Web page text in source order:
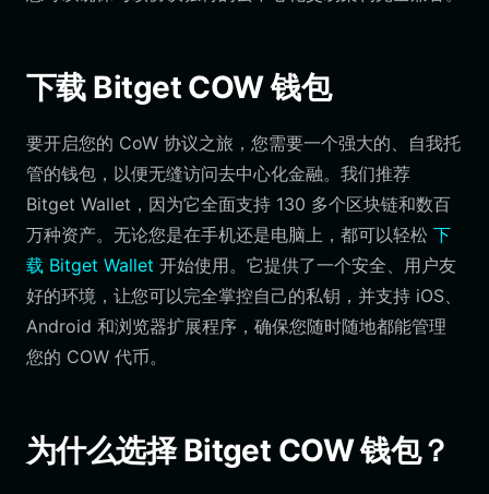
下载 Bitget COW 钱包
要开启您的 CoW 协议之旅，您需要一个强大的、自我托
管的钱包，以便无缝访问去中心化金融。我们推荐
Bitget Wallet，因为它全面支持 130 多个区块链和数百
万种资产。无论您是在手机还是电脑上，都可以轻松 下
载 Bitget Wallet 开始使用。它提供了一个安全、用户友
好的环境，让您可以完全掌控自己的私钥，并支持 iOS、
Android 和浏览器扩展程序，确保您随时随地都能管理
您的 COW 代币。
为什么选择 Bitget COW 钱包？